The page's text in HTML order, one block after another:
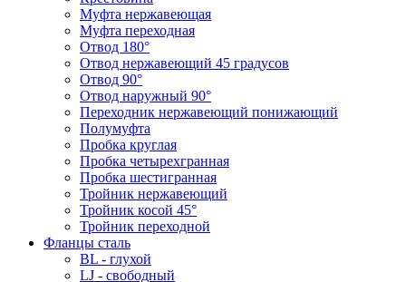
Муфта нержавеющая
Муфта переходная
Отвод 180°
Отвод нержавеющий 45 градусов
Отвод 90°
Отвод наружный 90°
Переходник нержавеющий понижающий
Полумуфта
Пробка круглая
Пробка четырехгранная
Пробка шестигранная
Тройник нержавеющий
Тройник косой 45°
Тройник переходной
Фланцы сталь
BL - глухой
LJ - свободный